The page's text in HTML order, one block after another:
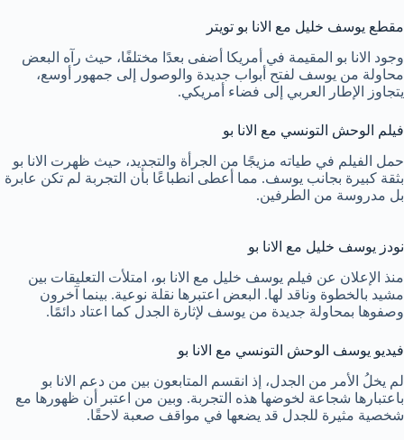
مقطع يوسف خليل مع الانا بو تويتر
وجود الانا بو المقيمة في أمريكا أضفى بعدًا مختلفًا، حيث رآه البعض
محاولة من يوسف لفتح أبواب جديدة والوصول إلى جمهور أوسع،
يتجاوز الإطار العربي إلى فضاء أمريكي.
فيلم الوحش التونسي مع الانا بو
حمل الفيلم في طياته مزيجًا من الجرأة والتجديد، حيث ظهرت الانا بو
بثقة كبيرة بجانب يوسف. مما أعطى انطباعًا بأن التجربة لم تكن عابرة
بل مدروسة من الطرفين.
نودز يوسف خليل مع الانا بو
منذ الإعلان عن فيلم يوسف خليل مع الانا بو، امتلأت التعليقات بين
مشيد بالخطوة وناقد لها. البعض اعتبرها نقلة نوعية. بينما آخرون
وصفوها بمحاولة جديدة من يوسف لإثارة الجدل كما اعتاد دائمًا.
فيديو يوسف الوحش التونسي مع الانا بو
لم يخلُ الأمر من الجدل، إذ انقسم المتابعون بين من دعم الانا بو
باعتبارها شجاعة لخوضها هذه التجربة. وبين من اعتبر أن ظهورها مع
شخصية مثيرة للجدل قد يضعها في مواقف صعبة لاحقًا.